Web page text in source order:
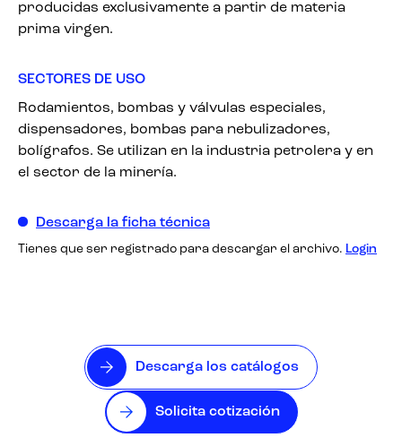
producidas exclusivamente a partir de materia
prima virgen.
SECTORES DE USO
Rodamientos, bombas y válvulas especiales,
dispensadores, bombas para nebulizadores,
bolígrafos. Se utilizan en la industria petrolera y en
el sector de la minería.
Descarga la ficha técnica
Tienes que ser registrado para descargar el archivo. Login
Descarga los catálogos
Solicita cotización